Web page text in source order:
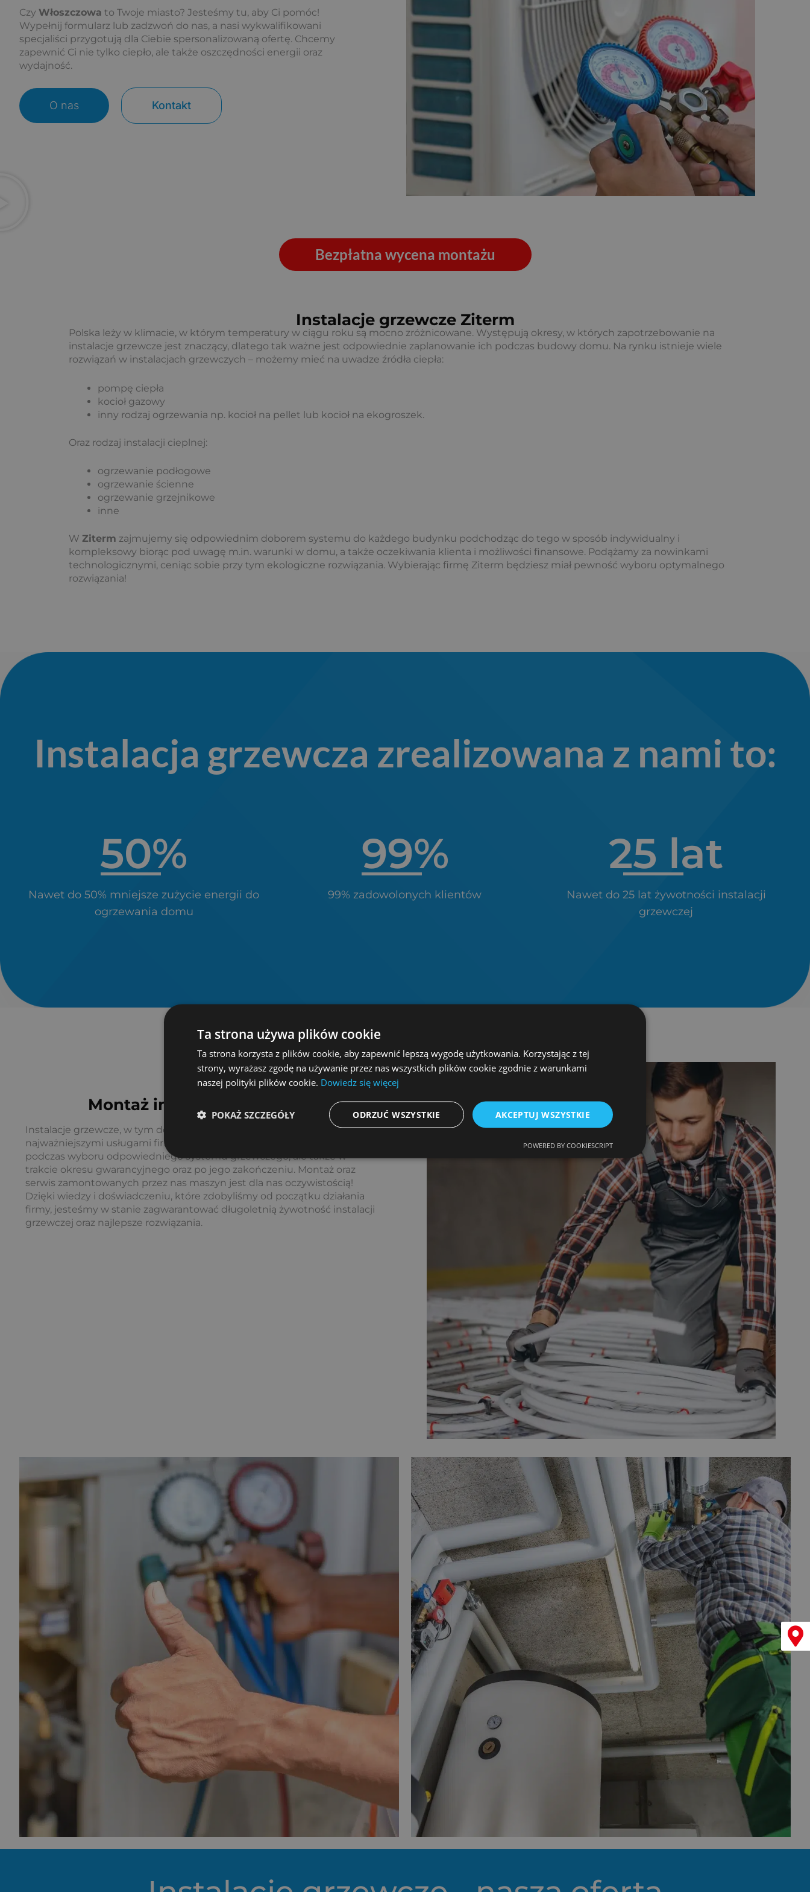
Czy Włoszczowa to Twoje miasto? Jesteśmy tu, aby Ci pomóc!
Wypełnij formularz lub zadzwoń do nas, a nasi wykwalifikowani
specjaliści przygotują dla Ciebie spersonalizowaną ofertę. Chcemy
zapewnić Ci nie tylko ciepło, ale także oszczędności energii oraz
wydajność.
O nas Kontakt
Bezpłatna wycena montażu
Instalacje grzewcze Ziterm
Polska leży w klimacie, w którym temperatury w ciągu roku są mocno zróżnicowane. Występują okresy, w których zapotrzebowanie na
instalacje grzewcze jest znaczący, dlatego tak ważne jest odpowiednie zaplanowanie ich podczas budowy domu. Na rynku istnieje wiele
rozwiązań w instalacjach grzewczych – możemy mieć na uwadze źródła ciepła:
pompę ciepła
kocioł gazowy
inny rodzaj ogrzewania np. kocioł na pellet lub kocioł na ekogroszek.
Oraz rodzaj instalacji cieplnej:
ogrzewanie podłogowe
ogrzewanie ścienne
ogrzewanie grzejnikowe
inne
W Ziterm zajmujemy się odpowiednim doborem systemu do każdego budynku podchodząc do tego w sposób indywidualny i
kompleksowy biorąc pod uwagę m.in. warunki w domu, a także oczekiwania klienta i możliwości finansowe. Podążamy za nowinkami
technologicznymi, ceniąc sobie przy tym ekologiczne rozwiązania. Wybierając firmę Ziterm będziesz miał pewność wyboru optymalnego
rozwiązania!
Instalacja grzewcza zrealizowana z nami to:
50%
Nawet do 50% mniejsze zużycie energii do
ogrzewania domu
99%
99% zadowolonych klientów
25 lat
Nawet do 25 lat żywotności instalacji
grzewczej
Montaż instalacji grzewczej
Instalacje grzewcze, w tym dobór kotłów, montaż oraz serwis są
najważniejszymi usługami firmy Ziterm. Zapewniamy wsparcie nie tylko
podczas wyboru odpowiedniego systemu grzewczego, ale także w
trakcie okresu gwarancyjnego oraz po jego zakończeniu. Montaż oraz
serwis zamontowanych przez nas maszyn jest dla nas oczywistością!
Dzięki wiedzy i doświadczeniu, które zdobyliśmy od początku działania
firmy, jesteśmy w stanie zagwarantować długoletnią żywotność instalacji
grzewczej oraz najlepsze rozwiązania.
Menu
Ta strona używa plików cookie
Ta strona korzysta z plików cookie, aby zapewnić lepszą wygodę użytkowania. Korzystając z tej
strony, wyrażasz zgodę na używanie przez nas wszystkich plików cookie zgodnie z warunkami
naszej polityki plików cookie. Dowiedz się więcej
AKCEPTUJ WSZYSTKIE
ODRZUĆ WSZYSTKIE
POKAŻ SZCZEGÓŁY
POWERED BY COOKIESCRIPT